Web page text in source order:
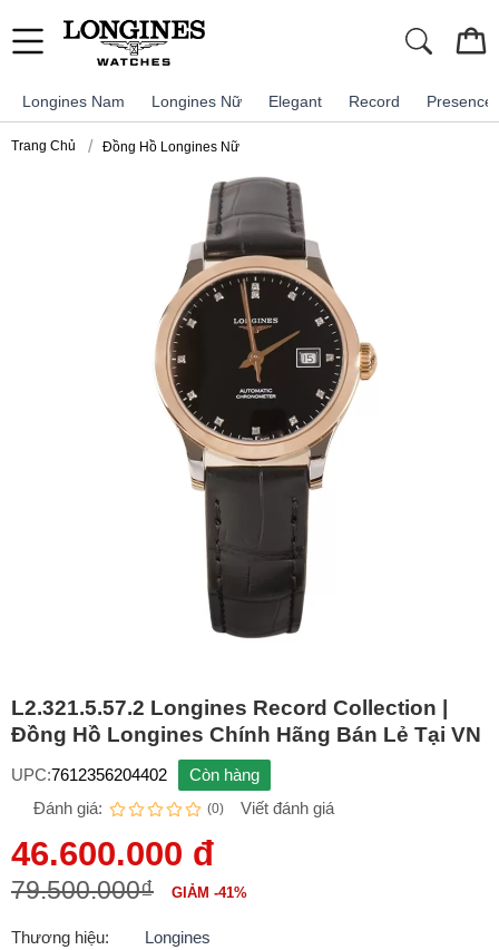
Longines Nam Longines Nữ Elegant Record Presence
Trang Chủ Đồng Hồ Longines Nữ
L2.321.5.57.2 Longines Record Collection |
Đồng Hồ Longines Chính Hãng Bán Lẻ Tại VN
UPC:7612356204402
Còn hàng
Đánh giá:
(0) Viết đánh giá
46.600.000 đ
79.500.000₫ GIẢM -41%
Thương hiệu:
Longines